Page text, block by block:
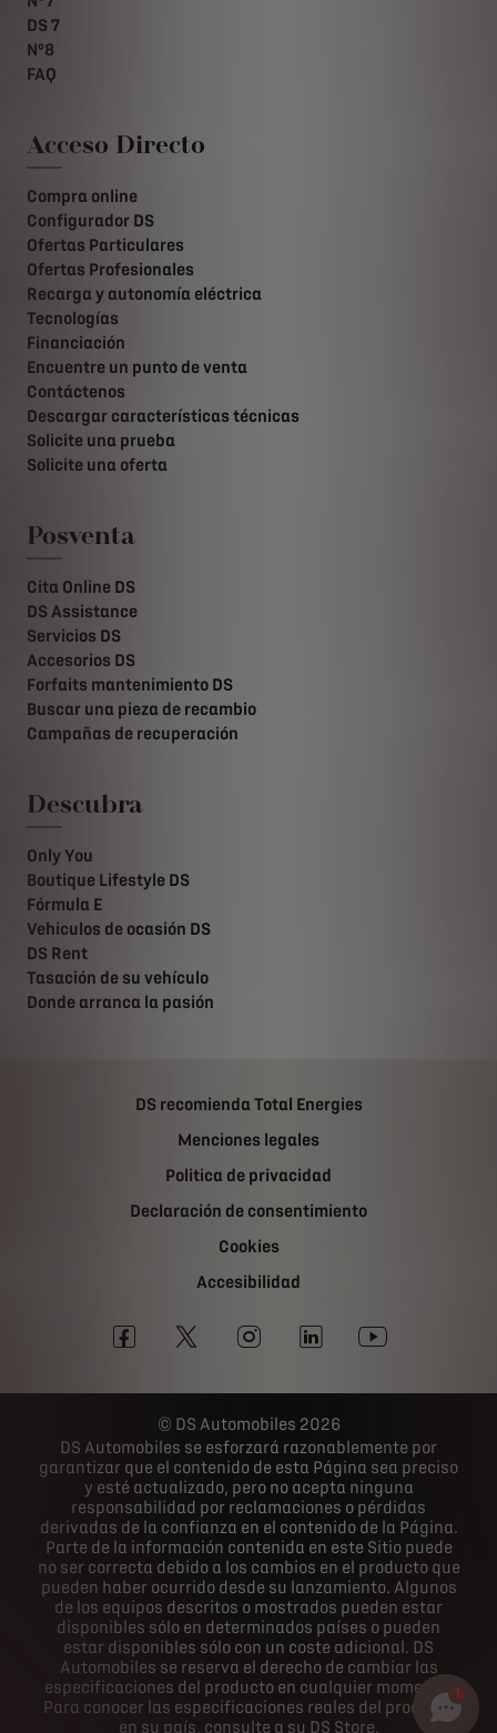
DS 7
Nº8
FAQ
Acceso Directo
Compra online
Configurador DS
Ofertas Particulares
Ofertas Profesionales
Recarga y autonomía eléctrica
Tecnologías
Financiación
Encuentre un punto de venta
Contáctenos
Descargar características técnicas
Solicite una prueba
Solicite una oferta
Posventa
Cita Online DS
DS Assistance
Servicios DS
Accesorios DS
Forfaits mantenimiento DS
Buscar una pieza de recambio
Campañas de recuperación
Descubra
Only You
Boutique Lifestyle DS
Fórmula E
Vehiculos de ocasión DS
DS Rent
Tasación de su vehículo
Donde arranca la pasión
DS recomienda Total Energies
Menciones legales
Politica de privacidad
Declaración de consentimiento
Cookies
Accesibilidad
DS Automobiles 2026
DS Automobiles se esforzará razonablemente por
garantizar que el contenido de esta Página sea preciso
y esté actualizado, pero no acepta ninguna
responsabilidad por reclamaciones o pérdidas
derivadas de la confianza en el contenido de la Página.
Parte de la información contenida en este Sitio puede
no ser correcta debido a los cambios en el producto que
pueden haber ocurrido desde su lanzamiento. Algunos
de los equipos descritos o mostrados pueden estar
disponibles sólo en determinados países o pueden
estar disponibles sólo con un coste adicional. DS
Automobiles se reserva el derecho de cambiar las
especificaciones del producto en cualquier momento.
Para conocer las especificaciones reales del producto
en su país, consulte a su DS Store.
1